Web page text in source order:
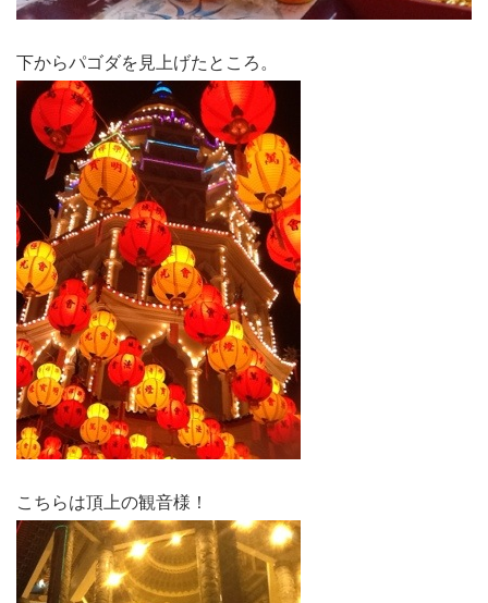
下からパゴダを見上げたところ。
こちらは頂上の観音様！